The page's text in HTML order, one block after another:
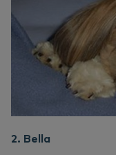
2. Bella